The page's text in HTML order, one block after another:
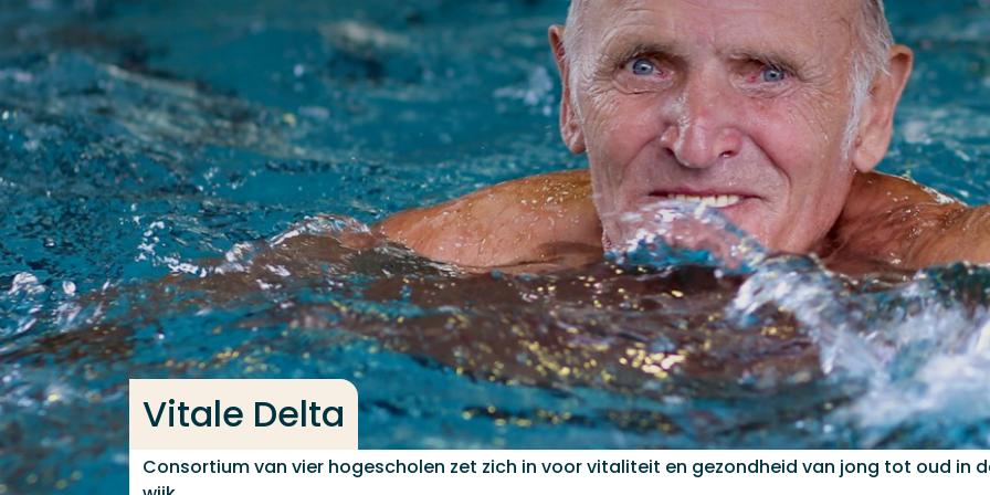
Ga direct naar de content
Vitale Delta
Consortium van vier hogescholen zet zich in voor vitaliteit en gezondheid van jong tot oud in
Veel gezocht
Opleiding
Contact